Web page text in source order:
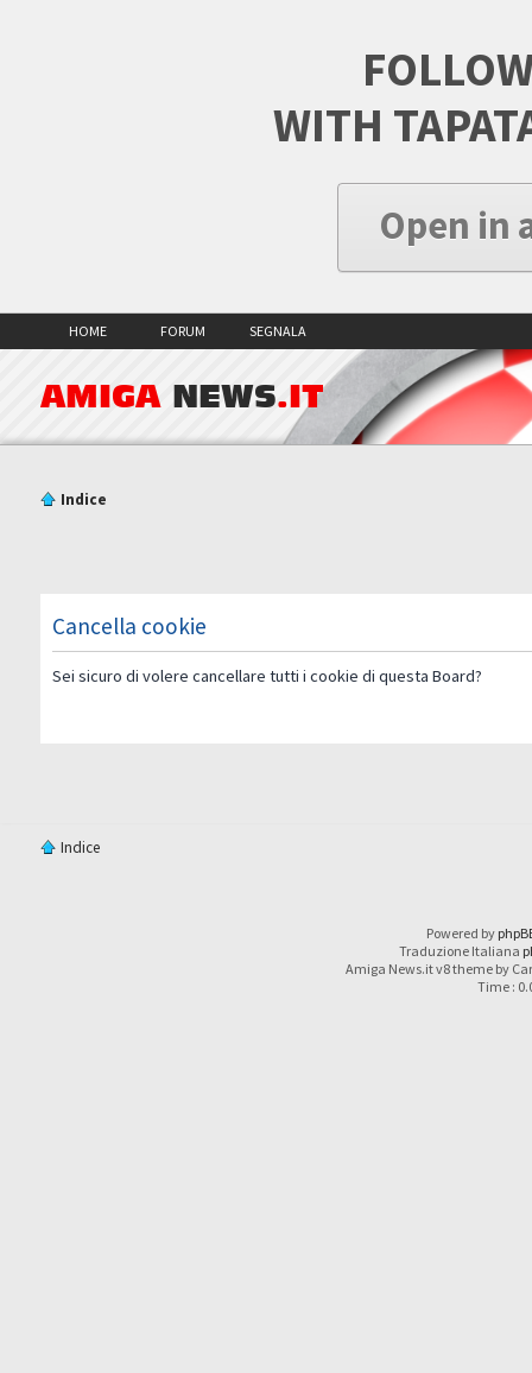
WITH
Open in
HOME FORUM SEGNALA
AMIGA NEWS.IT
Indice
Cancella cookie
Sei sicuro di volere cancellare tutti i cookie di questa Board?
Indice
Powered by
Traduzione Italiana
Amiga News.it v8 theme by
Time :